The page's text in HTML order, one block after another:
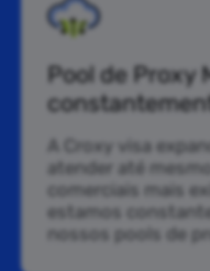
Pool de Proxy
A Croxy visa
atender até
comerciais mais
estamos
nossos pools de